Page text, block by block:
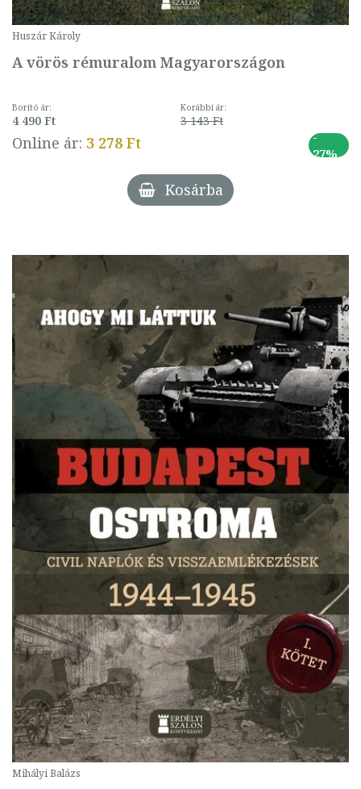
Huszár Károly
A vörös rémuralom Magyarországon
Borító ár:
4 490 Ft
Korábbi ár:
3 143 Ft
Online ár: 3 278 Ft
-
27%
Kosárba
Mihályi Balázs